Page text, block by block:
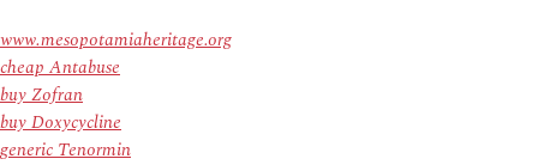
www.mesopotamiaheritage.org
cheap Antabuse
buy Zofran
buy Doxycycline
generic Tenormin